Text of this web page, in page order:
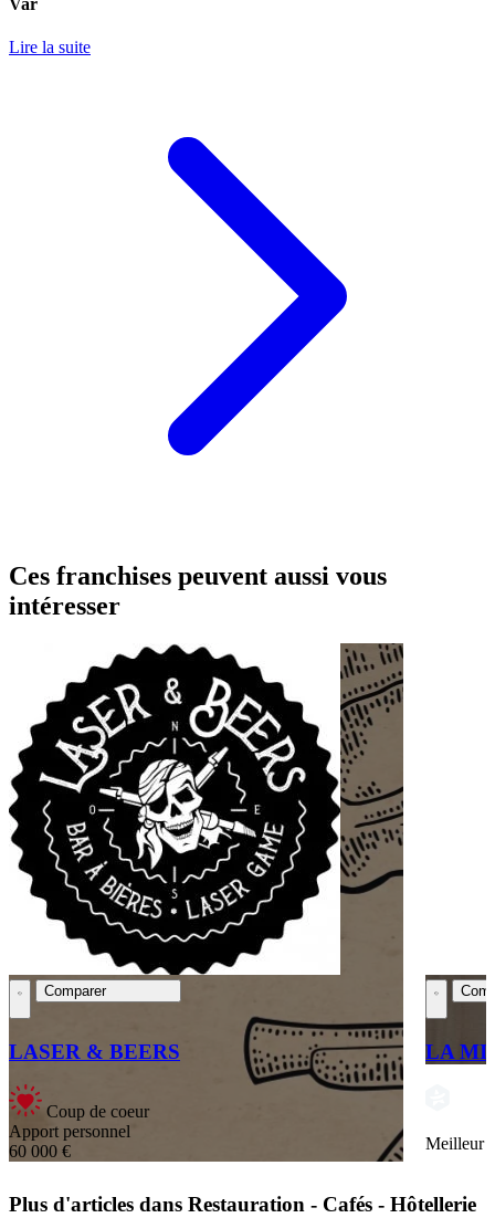
Var
Lire la suite
Ces franchises peuvent aussi vous
intéresser
Comparer
LASER & BEERS
Coup de coeur
Apport personnel
60 000 €
LA
Meilleur
Plus d'articles dans Restauration - Cafés - Hôtellerie